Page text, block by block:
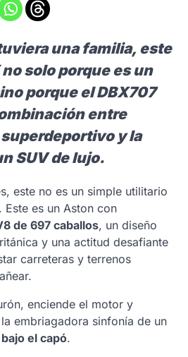
una familia, este
solo porque es un
porque el DBX707
entre
y la
SUV de lujo.
este no es un simple utilitario
es un Aston con
de 697 caballos, un diseño
y una actitud desafiante
carreteras y terrenos
enciende el motor y
embriagadora sinfonía de un
el capó.